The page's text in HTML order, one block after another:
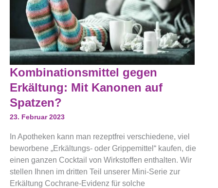
Kombinationsmittel gegen
Erkältung: Mit Kanonen auf
Spatzen?
23. Februar 2023
In Apotheken kann man rezeptfrei verschiedene, viel
beworbene „Erkältungs- oder Grippemittel“ kaufen, die
einen ganzen Cocktail von Wirkstoffen enthalten. Wir
stellen Ihnen im dritten Teil unserer Mini-Serie zur
Erkältung Cochrane-Evidenz für solche
Kombinationsmittel
Gegen
Erkältung:
Mit
Kanonen
Auf
Spatzen?